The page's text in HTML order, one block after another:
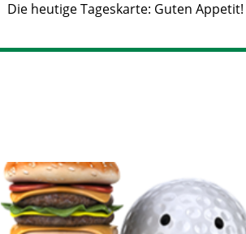
Die heutige Tageskarte: Guten Appetit!